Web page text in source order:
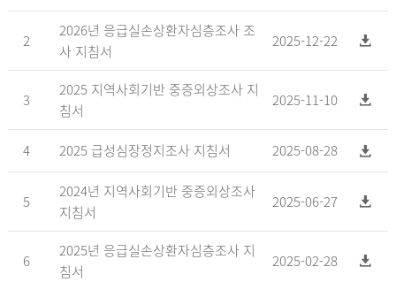
2
2026년 응급실손상환자심층조사 조
사 지침서
2025-12-22
3
2025 지역사회기반 중증외상조사 지
침서
2025-11-10
4 2025 급성심장정지조사 지침서 2025-08-28
5
2024년 지역사회기반 중증외상조사
지침서
2025-06-27
6
2025년 응급실손상환자심층조사 지
침서
2025-02-28